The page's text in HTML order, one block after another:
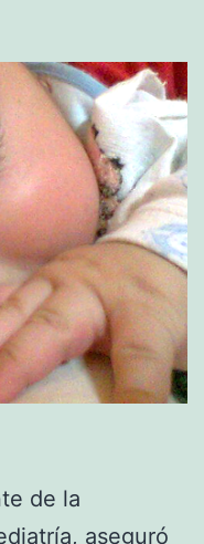
de la
aseguró